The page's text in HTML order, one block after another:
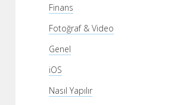
Finans
Fotoğraf & Video
Genel
iOS
Nasıl Yapılır